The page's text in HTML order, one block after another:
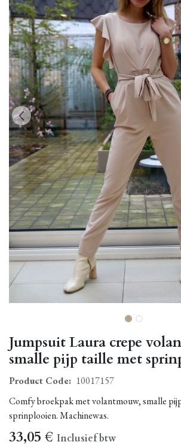
Jumpsuit Laura crepe
smalle pijp taille met
Product Code: 10017157
Comfy broekpak met volantmouw, smalle
sprinplooien. Machinewas.
33,05 € Inclusief btw